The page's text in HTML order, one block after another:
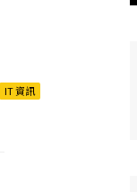
IT 資訊